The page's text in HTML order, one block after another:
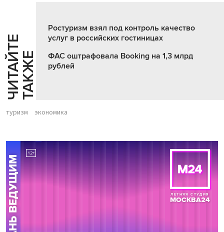
Ч
И
Т
АЙ
Т
Е
Т
А
К
ЖЕ
Ростуризм взял под контроль качество
услуг в российских гостиницах
ФАС оштрафовала Booking на 1,3 млрд
рублей
туризм экономика